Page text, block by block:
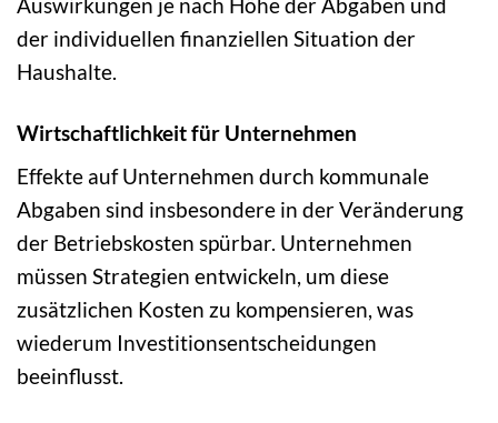
der individuellen finanziellen Situation der
Haushalte.
Wirtschaftlichkeit für Unternehmen
Effekte auf Unternehmen durch kommunale
Abgaben sind insbesondere in der Veränderung
der Betriebskosten spürbar. Unternehmen
müssen Strategien entwickeln, um diese
zusätzlichen Kosten zu kompensieren, was
wiederum Investitionsentscheidungen
beeinflusst.